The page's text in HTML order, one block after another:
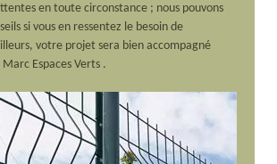
en toute circonstance ; nous pouvons
si vous en ressentez le besoin de
votre projet sera bien accompagné
Espaces Verts .